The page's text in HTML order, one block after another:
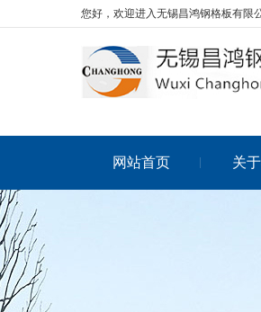
您好，欢迎进入无锡昌鸿钢格板有限
网站首页 关